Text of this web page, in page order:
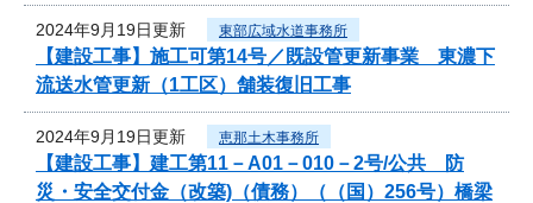
2024年9月19日更新 東部広域水道事務所
【建設工事】施工可第14号／既設管更新事業 東濃下
流送水管更新（1工区）舗装復旧工事
2024年9月19日更新 恵那土木事務所
【建設工事】建工第11－A01－010－2号/公共 防
災・安全交付金（改築)（債務）（（国）256号）橋梁